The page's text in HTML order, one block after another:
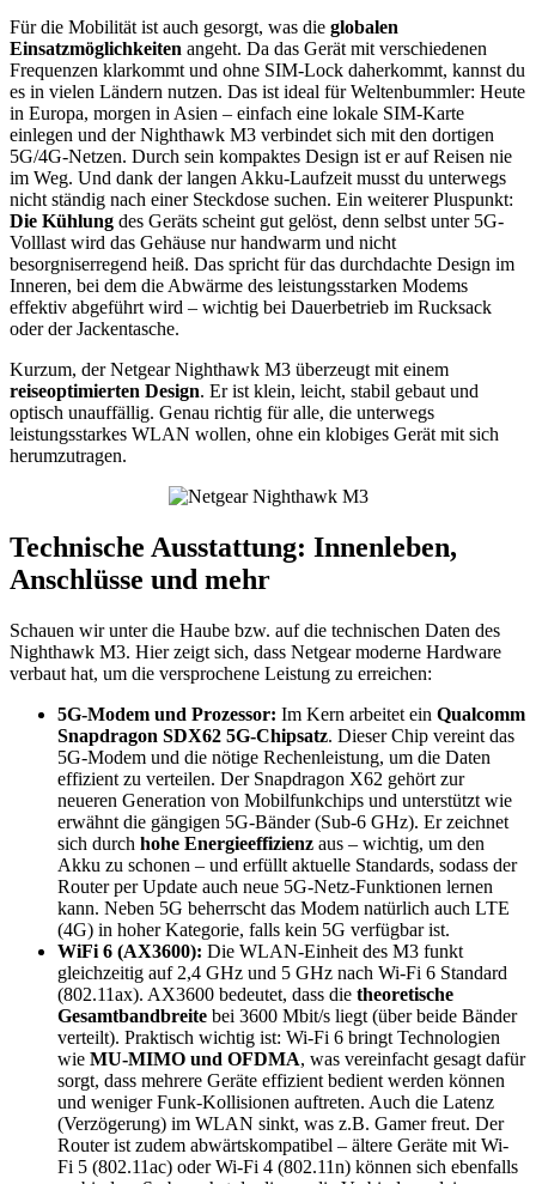
Für die Mobilität ist auch gesorgt, was die globalen
Einsatzmöglichkeiten angeht. Da das Gerät mit verschiedenen
Frequenzen klarkommt und ohne SIM-Lock daherkommt, kannst du
es in vielen Ländern nutzen. Das ist ideal für Weltenbummler: Heute
in Europa, morgen in Asien – einfach eine lokale SIM-Karte
einlegen und der Nighthawk M3 verbindet sich mit den dortigen
5G/4G-Netzen. Durch sein kompaktes Design ist er auf Reisen nie
im Weg. Und dank der langen Akku-Laufzeit musst du unterwegs
nicht ständig nach einer Steckdose suchen. Ein weiterer Pluspunkt:
Die Kühlung des Geräts scheint gut gelöst, denn selbst unter 5G-
Volllast wird das Gehäuse nur handwarm und nicht
besorgniserregend heiß. Das spricht für das durchdachte Design im
Inneren, bei dem die Abwärme des leistungsstarken Modems
effektiv abgeführt wird – wichtig bei Dauerbetrieb im Rucksack
oder der Jackentasche.
Kurzum, der Netgear Nighthawk M3 überzeugt mit einem
reiseoptimierten Design. Er ist klein, leicht, stabil gebaut und
optisch unauffällig. Genau richtig für alle, die unterwegs
leistungsstarkes WLAN wollen, ohne ein klobiges Gerät mit sich
herumzutragen.
Technische Ausstattung: Innenleben,
Anschlüsse und mehr
Schauen wir unter die Haube bzw. auf die technischen Daten des
Nighthawk M3. Hier zeigt sich, dass Netgear moderne Hardware
verbaut hat, um die versprochene Leistung zu erreichen:
5G-Modem und Prozessor: Im Kern arbeitet ein Qualcomm
Snapdragon SDX62 5G-Chipsatz. Dieser Chip vereint das
5G-Modem und die nötige Rechenleistung, um die Daten
effizient zu verteilen. Der Snapdragon X62 gehört zur
neueren Generation von Mobilfunkchips und unterstützt wie
erwähnt die gängigen 5G-Bänder (Sub-6 GHz). Er zeichnet
sich durch hohe Energieeffizienz aus – wichtig, um den
Akku zu schonen – und erfüllt aktuelle Standards, sodass der
Router per Update auch neue 5G-Netz-Funktionen lernen
kann. Neben 5G beherrscht das Modem natürlich auch LTE
(4G) in hoher Kategorie, falls kein 5G verfügbar ist.
WiFi 6 (AX3600): Die WLAN-Einheit des M3 funkt
gleichzeitig auf 2,4 GHz und 5 GHz nach Wi-Fi 6 Standard
(802.11ax). AX3600 bedeutet, dass die theoretische
Gesamtbandbreite bei 3600 Mbit/s liegt (über beide Bänder
verteilt). Praktisch wichtig ist: Wi-Fi 6 bringt Technologien
wie MU-MIMO und OFDMA, was vereinfacht gesagt dafür
sorgt, dass mehrere Geräte effizient bedient werden können
und weniger Funk-Kollisionen auftreten. Auch die Latenz
(Verzögerung) im WLAN sinkt, was z.B. Gamer freut. Der
Router ist zudem abwärtskompatibel – ältere Geräte mit Wi-
Fi 5 (802.11ac) oder Wi-Fi 4 (802.11n) können sich ebenfalls